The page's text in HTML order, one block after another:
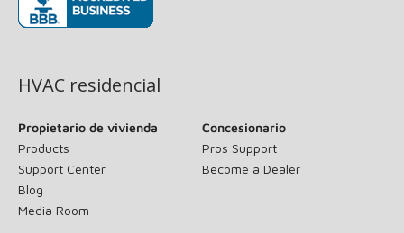
HVAC residencial
Propietario de vivienda
Products
Support Center
Blog
Media Room
Concesionario
Pros Support
Become a Dealer